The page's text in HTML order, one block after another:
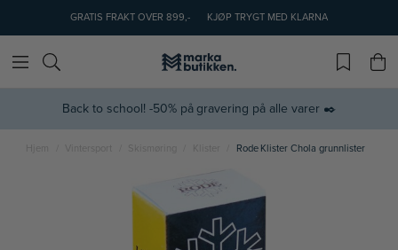
GRATIS FRAKT OVER 899,- KJØP TRYGT MED KLARNA
Back to school! -50% på gravering på alle varer ✒️
Hjem Vintersport Skismøring Klister Rode Klister Chola grunnlister